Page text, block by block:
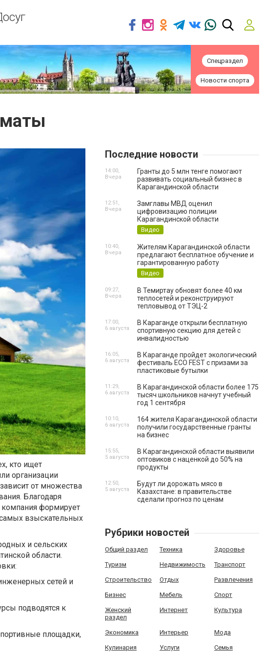
Спецраздел
Новости спорта
кто ищет
организации
от множества
Благодаря
компания формирует
взыскательных
и сельских
области.
сетей и
подводятся к
площадки,
Последние новости
Гранты до 5 млн тенге помогают
развивать социальный бизнес в
Карагандинской области
14:00,
Вчера
Замглавы МВД оценил
цифровизацию полиции
Карагандинской области
Видео
12:51,
Вчера
Жителям Карагандинской области
предлагают бесплатное обучение и
гарантированную работу
Видео
10:40,
Вчера
В Темиртау обновят более 40 км
теплосетей и реконструируют
тепловывод от ТЭЦ-2
09:27,
Вчера
В Караганде открыли бесплатную
спортивную секцию для детей с
инвалидностью
17:00,
6 августа
В Караганде пройдет экологический
фестиваль ECO FEST с призами за
пластиковые бутылки
16:05,
6 августа
В Карагандинской области более 175
тысяч школьников начнут учебный
год 1 сентября
11:29,
6 августа
164 жителя Карагандинской области
получили государственные гранты
на бизнес
10:10,
6 августа
В Карагандинской области выявили
оптовиков с наценкой до 50% на
продукты
15:55,
5 августа
Будут ли дорожать мясо в
Казахстане: в правительстве
сделали прогноз по ценам
12:50,
5 августа
Рубрики новостей
Общий раздел Техника Здоровье
Туризм Недвижимость Транспорт
Строительство Отдых Развлечения
Бизнес Мебель Спорт
Женский
раздел
Интернет Культура
Экономика Интерьер Мода
Кулинария Услуги Семья